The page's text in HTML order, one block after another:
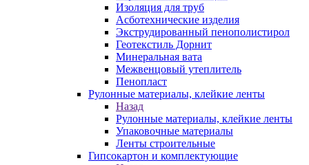
Изоляция для труб
Асботехнические изделия
Экструдированный пенополистирол
Геотекстиль Дорнит
Минеральная вата
Межвенцовый утеплитель
Пенопласт
Рулонные материалы, клейкие ленты
Назад
Рулонные материалы, клейкие ленты
Упаковочные материалы
Ленты строительные
Гипсокартон и комплектующие